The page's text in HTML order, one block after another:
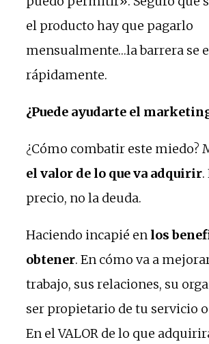
el producto hay que pagarlo
mensualmente…la barrera se
rápidamente.
¿Puede ayudarte el
¿Cómo combatir este miedo?
el valor de lo que va adquirir.
precio, no la deuda.
Haciendo incapié en los
obtener. En cómo va a
trabajo, sus relaciones, su
ser propietario de tu servicio
En el VALOR de lo que